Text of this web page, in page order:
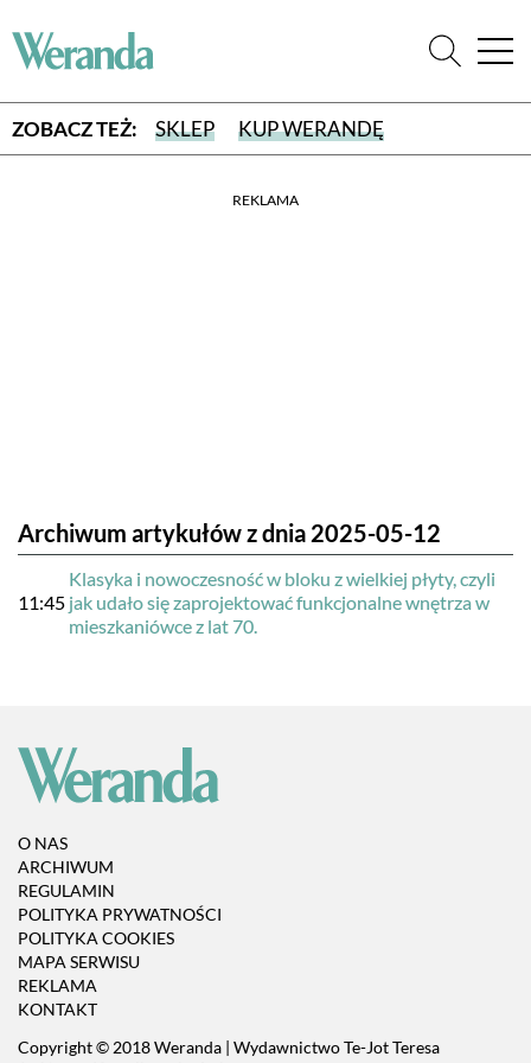
ZOBACZ TEŻ: SKLEP KUP WERANDĘ
REKLAMA
Archiwum artykułów z dnia 2025-05-12
11:45
Klasyka i nowoczesność w bloku z wielkiej płyty, czyli
jak udało się zaprojektować funkcjonalne wnętrza w
mieszkaniówce z lat 70.
O NAS
ARCHIWUM
REGULAMIN
POLITYKA PRYWATNOŚCI
POLITYKA COOKIES
MAPA SERWISU
REKLAMA
KONTAKT
Copyright © 2018 Weranda | Wydawnictwo Te-Jot Teresa